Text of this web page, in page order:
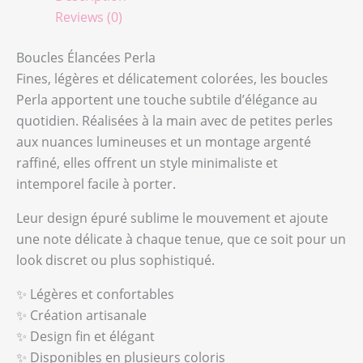
Reviews (0)
Boucles Élancées Perla
Fines, légères et délicatement colorées, les boucles
Perla apportent une touche subtile d’élégance au
quotidien. Réalisées à la main avec de petites perles
aux nuances lumineuses et un montage argenté
raffiné, elles offrent un style minimaliste et
intemporel facile à porter.
Leur design épuré sublime le mouvement et ajoute
une note délicate à chaque tenue, que ce soit pour un
look discret ou plus sophistiqué.
✨ Légères et confortables
✨ Création artisanale
✨ Design fin et élégant
✨ Disponibles en plusieurs coloris